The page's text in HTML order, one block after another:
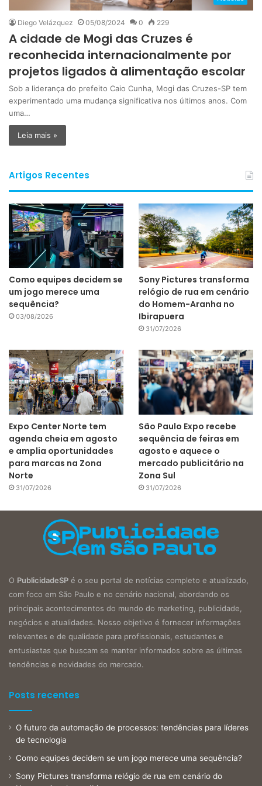
Diego Velázquez 05/08/2024 0 229
A cidade de Mogi das Cruzes é
reconhecida internacionalmente por
projetos ligados à alimentação escolar
Sob a liderança do prefeito Caio Cunha, Mogi das Cruzes-SP tem
experimentado uma mudança significativa nos últimos anos. Com
uma…
Leia mais »
Artigos Recentes
Como equipes decidem se
um jogo merece uma
sequência?
03/08/2026
Sony Pictures transforma
relógio de rua em cenário
do Homem-Aranha no
Ibirapuera
31/07/2026
Expo Center Norte tem
agenda cheia em agosto
e amplia oportunidades
para marcas na Zona
Norte
31/07/2026
São Paulo Expo recebe
sequência de feiras em
agosto e aquece o
mercado publicitário na
Zona Sul
31/07/2026
O PublicidadeSP é o seu portal de notícias completo e atualizado,
com foco em São Paulo e no cenário nacional, abordando os
principais acontecimentos do mundo do marketing, publicidade,
negócios e atualidades. Nosso objetivo é fornecer informações
relevantes e de qualidade para profissionais, estudantes e
entusiastas que buscam se manter informados sobre as últimas
tendências e novidades do mercado.
Posts recentes
O futuro da automação de processos: tendências para líderes
de tecnologia
Como equipes decidem se um jogo merece uma sequência?
Sony Pictures transforma relógio de rua em cenário do